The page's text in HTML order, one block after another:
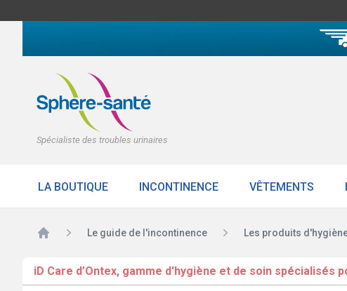
Spécialiste des troubles urinaires
LA BOUTIQUE INCONTINENCE VÊTEMENTS
Accueil Le guide de l'incontinence Les produits
iD Care d’Ontex, gamme d'hygiène et de soin spécialisés